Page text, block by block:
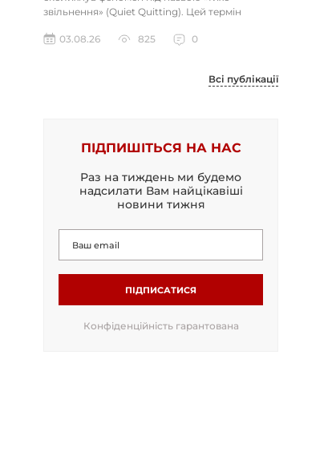
звільнення» (Quiet Quitting). Цей термін
03.08.26
825 0
Всі публікації
ПІДПИШІТЬСЯ НА НАС
Раз на тиждень ми будемо
надсилати Вам найцікавіші
новини тижня
ПІДПИСАТИСЯ
Конфіденційність гарантована